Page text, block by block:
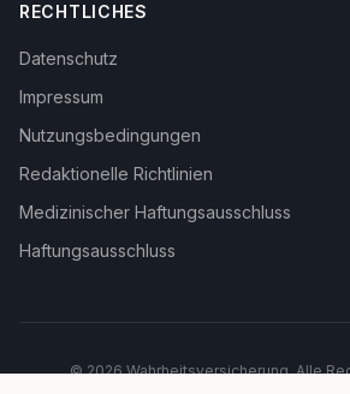
RECHTLICHES
Datenschutz
Impressum
Nutzungsbedingungen
Redaktionelle Richtlinien
Medizinischer Haftungsausschluss
Haftungsausschluss
©2026Wahrheitsversicherung. Alle